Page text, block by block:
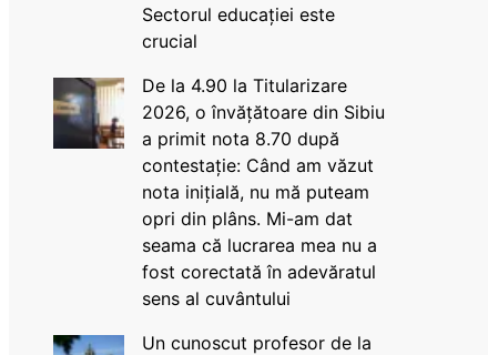
Sectorul educației este
crucial
De la 4.90 la Titularizare
2026, o învățătoare din Sibiu
a primit nota 8.70 după
contestație: Când am văzut
nota inițială, nu mă puteam
opri din plâns. Mi-am dat
seama că lucrarea mea nu a
fost corectată în adevăratul
sens al cuvântului
Un cunoscut profesor de la